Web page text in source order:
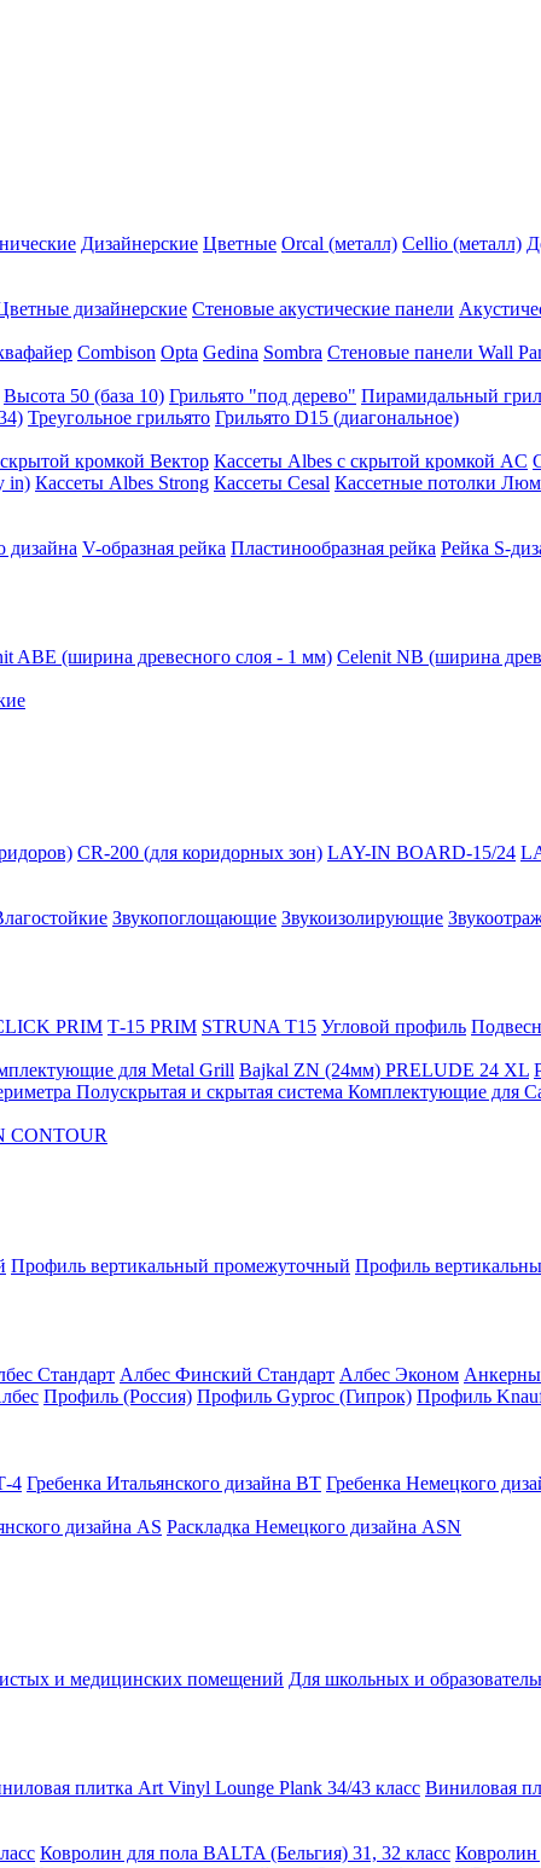
Дизайнерские Цветные Orcal (металл) Cellio (металл)
дизайнерские Стеновые акустические панели
Combison Opta Gedina Sombra Стеновые панели Wall
Высота 50 (база 10) Грильято "под дерево" Пирамидальный
Треугольное грильято Грильято D15 (диагональное)
кромкой Вектор Кассеты Albes с скрытой кромкой AC
in) Кассеты Albes Strong Кассеты Cesal Кассетные потолки
дизайна V-образная рейка Пластинообразная рейка Рейка S-
ABE (ширина древесного слоя - 1 мм) Celenit NB (ширина
CR-200 (для коридорных зон) LAY-IN BOARD-15/24
Звукопоглощающие Звукоизолирующие
PRIM Т-15 PRIM STRUNA Т15 Угловой профиль
для Metal Grill Bajkal ZN (24мм) PRELUDE 24 XL
Полускрытая и скрытая система Комплектующие для
CONTOUR
Профиль вертикальный промежуточный Профиль
Стандарт Албес Финский Стандарт Албес Эконом
Профиль (Россия) Профиль Gyproc (Гипрок) Профиль
4 Гребенка Итальянского дизайна BT Гребенка Немецкого
дизайна AS Раскладка Немецкого дизайна АSN
и медицинских помещений Для школьных и
плитка Art Vinyl Lounge Plank 34/43 класс Виниловая
Ковролин для пола BALTA (Бельгия) 31, 32 класс Ковролин